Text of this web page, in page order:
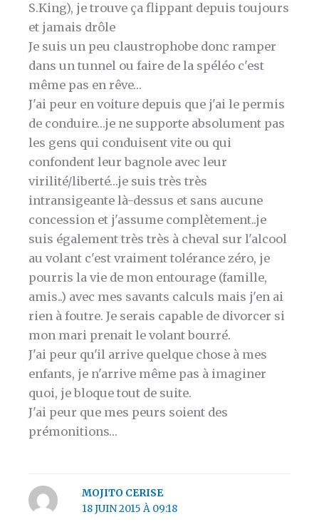
S.King), je trouve ça flippant depuis toujours
et jamais drôle
Je suis un peu claustrophobe donc ramper
dans un tunnel ou faire de la spéléo c'est
même pas en rêve…
J'ai peur en voiture depuis que j'ai le permis
de conduire…je ne supporte absolument pas
les gens qui conduisent vite ou qui
confondent leur bagnole avec leur
virilité/liberté…je suis très très
intransigeante là-dessus et sans aucune
concession et j'assume complètement..je
suis également très très à cheval sur l'alcool
au volant c'est vraiment tolérance zéro, je
pourris la vie de mon entourage (famille,
amis..) avec mes savants calculs mais j'en ai
rien à foutre. Je serais capable de divorcer si
mon mari prenait le volant bourré.
J'ai peur qu'il arrive quelque chose à mes
enfants, je n'arrive même pas à imaginer
quoi, je bloque tout de suite.
J'ai peur que mes peurs soient des
prémonitions…
MOJITO CERISE
18 JUIN 2015 À 09:18